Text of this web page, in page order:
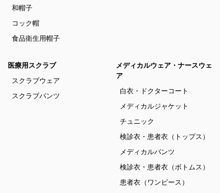
和帽子
コック帽
食品衛生用帽子
医療用スクラブ
スクラブウェア
スクラブパンツ
メディカルウェア・ナースウェ
ア
白衣・ドクターコート
メディカルジャケット
チュニック
検診衣・患者衣（トップス）
メディカルパンツ
検診衣・患者衣（ボトムス）
患者衣（ワンピース）